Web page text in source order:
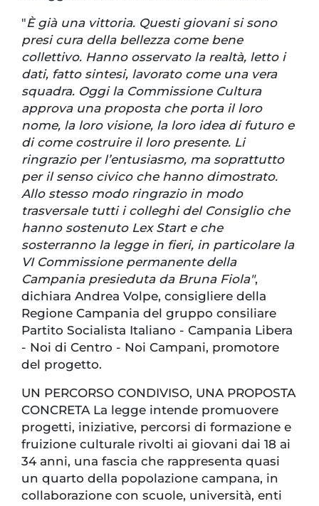
"È già una vittoria. Questi giovani si sono
presi cura della bellezza come bene
collettivo. Hanno osservato la realtà, letto i
dati, fatto sintesi, lavorato come una vera
squadra. Oggi la Commissione Cultura
approva una proposta che porta il loro
nome, la loro visione, la loro idea di futuro e
di come costruire il loro presente. Li
ringrazio per l’entusiasmo, ma soprattutto
per il senso civico che hanno dimostrato.
Allo stesso modo ringrazio in modo
trasversale tutti i colleghi del Consiglio che
hanno sostenuto Lex Start e che
sosterranno la legge in fieri, in particolare la
VI Commissione permanente della
Campania presieduta da Bruna Fiola",
dichiara Andrea Volpe, consigliere della
Regione Campania del gruppo consiliare
Partito Socialista Italiano - Campania Libera
- Noi di Centro - Noi Campani, promotore
del progetto.
UN PERCORSO CONDIVISO, UNA PROPOSTA
CONCRETA La legge intende promuovere
progetti, iniziative, percorsi di formazione e
fruizione culturale rivolti ai giovani dai 18 ai
34 anni, una fascia che rappresenta quasi
un quarto della popolazione campana, in
collaborazione con scuole, università, enti